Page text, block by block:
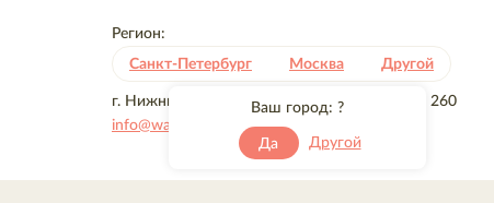
г. Нижний Новгород, ул. Максима Горького, 260
info@washanyanya.ru
Регион:
Санкт-Петербург
Москва Другой
Ваш город: ?
Да Другой